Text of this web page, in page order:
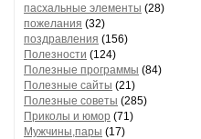
пасхальные элементы (28)
пожелания (32)
поздравления (156)
Полезности (124)
Полезные программы (84)
Полезные сайты (21)
Полезные советы (285)
Приколы и юмор (71)
Мужчины,пары (17)